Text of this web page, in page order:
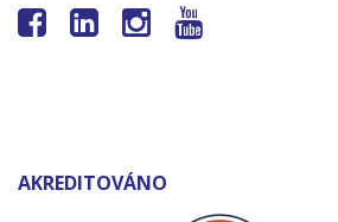
   
AKREDITOVÁNO